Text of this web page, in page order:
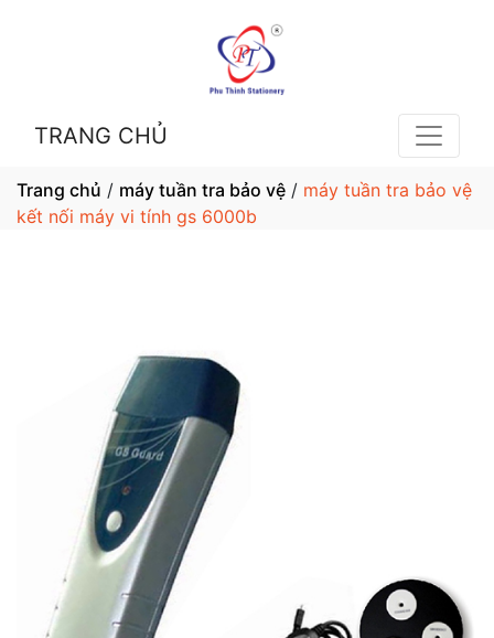
TRANG CHỦ
Trang chủ / máy tuần tra bảo vệ / máy tuần tra bảo vệ
kết nối máy vi tính gs 6000b